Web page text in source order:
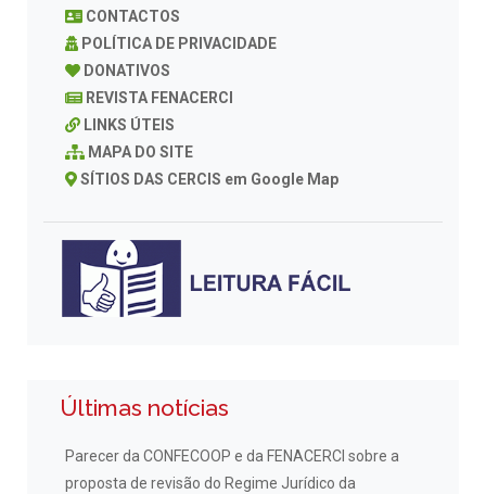
CONTACTOS
POLÍTICA DE PRIVACIDADE
DONATIVOS
REVISTA FENACERCI
LINKS ÚTEIS
MAPA DO SITE
SÍTIOS DAS CERCIS em Google Map
Últimas notícias
Parecer da CONFECOOP e da FENACERCI sobre a
proposta de revisão do Regime Jurídico da